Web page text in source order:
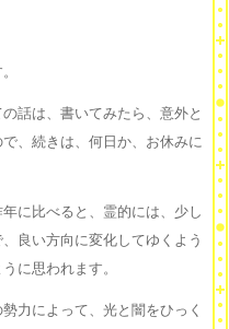
話は、書いてみたら、意外と
、続きは、何日か、お休みに
に比べると、霊的には、少し
良い方向に変化してゆくよう
に思われます。
力によって、光と闇をひっく